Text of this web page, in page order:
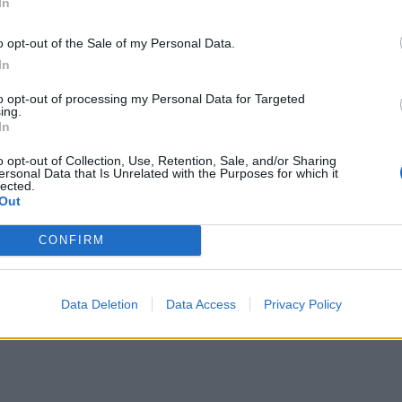
opt-out of the Sale of my Personal Data.
opt-out of processing my Personal Data for Targeted
opt-out of Collection, Use, Retention, Sale, and/or Sharing
Data that Is Unrelated with the Purposes for which it
CONFIRM
Data Deletion Data Access Privacy Policy
επίπεδο. Μετά την ολοκλήρωση της ΕΣΠΚΑ θα
και η περαιτέρω εξειδίκευση τους μέσω
συμμετέχουν από σήμερα στη εν λόγω δημόσια
τις προτάσεις τους.